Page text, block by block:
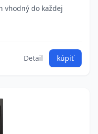
vhodný do každej
Detail kúpiť